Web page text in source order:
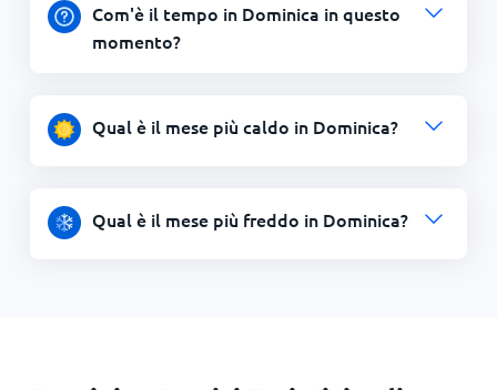
Com'è il tempo in Dominica in questo
momento?
Qual è il mese più caldo in Dominica?
Qual è il mese più freddo in Dominica?